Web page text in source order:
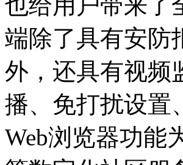
也给用户带来了
端除了具有安防
外，还具有视频
播、免打扰设置
Web浏览器功能